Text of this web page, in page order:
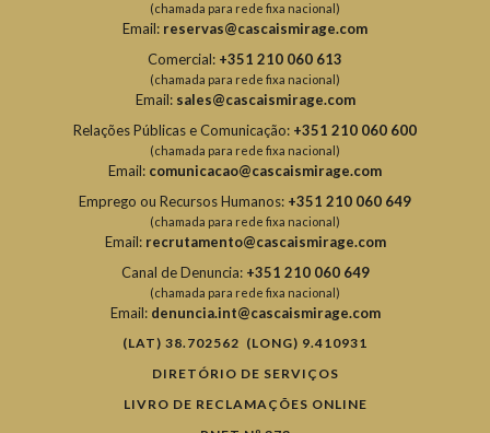
(chamada para rede fixa nacional)
Email: reservas@cascaismirage.com
Comercial: +351 210 060 613
(chamada para rede fixa nacional)
Email: sales@cascaismirage.com
Relações Públicas e Comunicação: +351 210 060 600
(chamada para rede fixa nacional)
Email: comunicacao@cascaismirage.com
Emprego ou Recursos Humanos: +351 210 060 649
(chamada para rede fixa nacional)
Email: recrutamento@cascaismirage.com
Canal de Denuncia: +351 210 060 649
(chamada para rede fixa nacional)
Email: denuncia.int@cascaismirage.com
(LAT) 38.702562 (LONG) 9.410931
DIRETÓRIO DE SERVIÇOS
LIVRO DE RECLAMAÇÕES ONLINE